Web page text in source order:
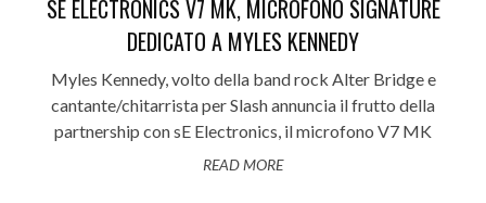
SE ELECTRONICS V7 MK, MICROFONO SIGNATURE
DEDICATO A MYLES KENNEDY
Myles Kennedy, volto della band rock Alter Bridge e
cantante/chitarrista per Slash annuncia il frutto della
partnership con sE Electronics, il microfono V7 MK
READ MORE